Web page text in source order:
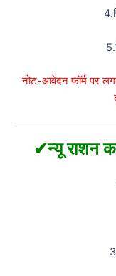
नोट-आवेदन फॉर्म पर
✔न्यू राशन